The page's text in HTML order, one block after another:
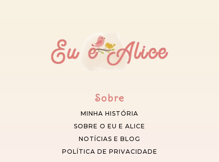
Sobre
MINHA HISTÓRIA
SOBRE O EU E ALICE
NOTÍCIAS E BLOG
POLÍTICA DE PRIVACIDADE